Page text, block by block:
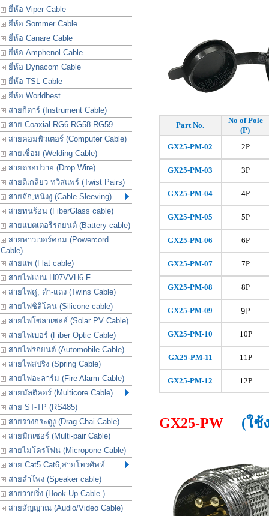
ยี่ห้อ Viper Cable
ยี่ห้อ Sommer Cable
ยี่ห้อ Canare Cable
ยี่ห้อ Amphenol Cable
ยี่ห้อ Dynacom Cable
ยี่ห้อ TSL Cable
ยี่ห้อ Worldbest
สายกีตาร์ (Instrument Cable)
สาย Coaxial RG6 RG58 RG59
สายคอมพิวเตอร์ (Computer Cable)
สายเชื่อม (Welding Cable)
สายดรอปวาย (Drop Wire)
สายตีเกลียว ทวิสแพร์ (Twist Pairs)
สายถัก,หนังงู (Cable Sleeving)
สายทนร้อน (FiberGlass cable)
สายแบตเตอรี่รถยนต์ (Battery cable)
สายพาวเวอร์คอม (Powercord
Cable)
สายแพ (Flat cable)
สายไฟแบน H07VVH6-F
สายไฟคู่, ดำ-แดง (Twins Cable)
สายไฟซิลิโคน (Silicone cable)
สายไฟโซลาเซลล์ (Solar PV Cable)
สายไฟเบอร์ (Fiber Optic Cable)
สายไฟรถยนต์ (Automobile Cable)
สายไฟสปริง (Spring Cable)
สายไฟอะลาร์ม (Fire Alarm Cable)
สายมัลติคอร์ (Multicore Cable)
สาย ST-TP (RS485)
สายรางกระดูงู (Drag Chai Cable)
สายมิกเซอร์ (Multi-pair Cable)
สายไมโครโฟน (Micropone Cable)
สาย Cat5 Cat6,สายโทรศัพท์
สายลำโพง (Speaker cable)
สายวายริ่ง (Hook-Up Cable )
สายสัญญาณ (Audio/Video Cable)
Part No.
No of Pole
(P)
GX25-PM-02
2P
GX25-PM-03 3P
GX25-PM-04 4P
GX25-PM-05 5P
GX25-PM-06 6P
GX25-PM-07 7P
GX25-PM-08 8P
GX25-PM-09 9P
GX25-PM-10 10P
GX25-PM-11 11P
GX25-PM-12 12P
GX25-PW (ใช้